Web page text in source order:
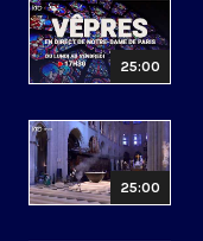
25:00
25:00